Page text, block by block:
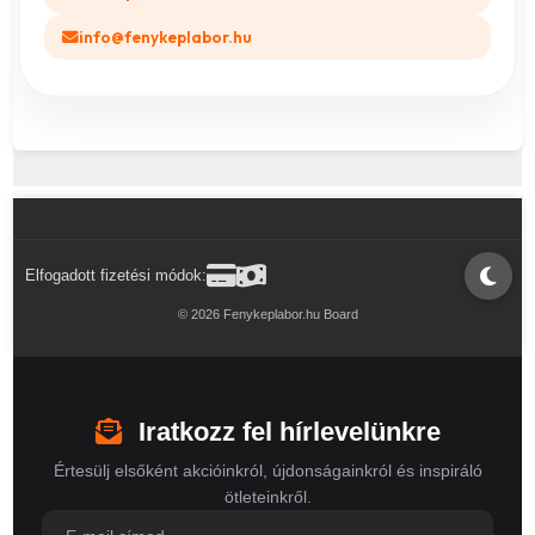
info@fenykeplabor.hu
Elfogadott fizetési módok:
© 2026 Fenykeplabor.hu Board
Iratkozz fel hírlevelünkre
Értesülj elsőként akcióinkról, újdonságainkról és inspiráló
ötleteinkről.